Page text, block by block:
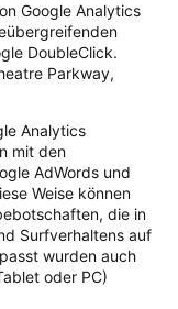
Google Analytics
DoubleClick.
Parkway,
Analytics
mit den
AdWords und
Weise können
die in
Surfverhaltens auf
wurden auch
oder PC)